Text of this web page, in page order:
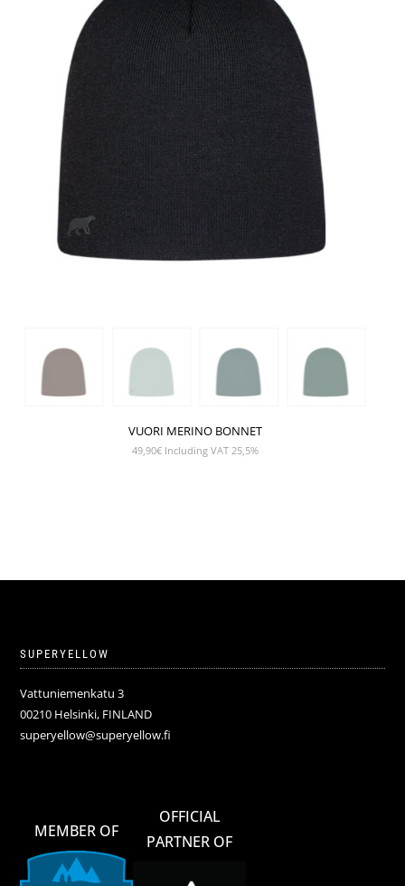
VUORI MERINO BONNET
49,90€ Including VAT 25,5%
SUPERYELLOW
Vattuniemenkatu 3
00210 Helsinki, FINLAND
superyellow@superyellow.fi
MEMBER OF
OFFICIAL
PARTNER OF